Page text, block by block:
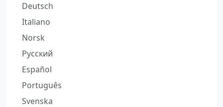
Deutsch
Italiano
Norsk
Русский
Español
Português
Svenska